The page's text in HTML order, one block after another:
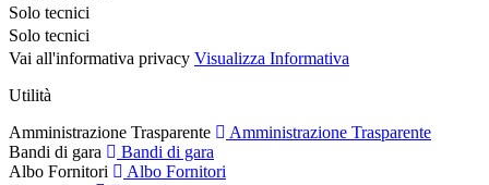
Solo tecnici
Solo tecnici
Vai all'informativa privacy Visualizza Informativa
Utilità
Amministrazione Trasparente
Amministrazione Trasparente
Bandi di gara
Bandi di gara
Albo Fornitori
Albo Fornitori